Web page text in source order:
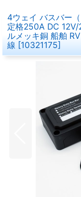
4ウェイ バスバー
定格250A DC
ルメッキ銅 船舶
線 [10321175]